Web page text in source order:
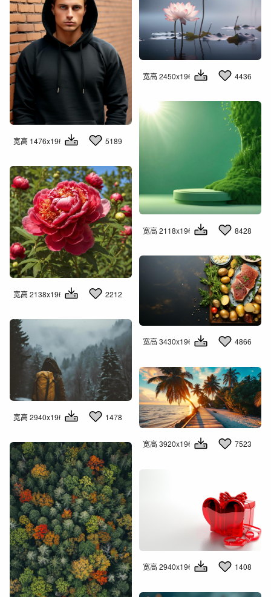
宽高 1476x1960 5189
宽高 2450x1960 4436
宽高 2118x1960 8428
宽高 2138x1960 2212
宽高 3430x1960 4866
宽高 2940x1960 1478
宽高 3920x1960 7523
宽高 2940x1960 1408